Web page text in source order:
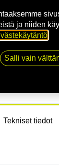
Tekniset tiedot
ja niiden
.
Salli vain